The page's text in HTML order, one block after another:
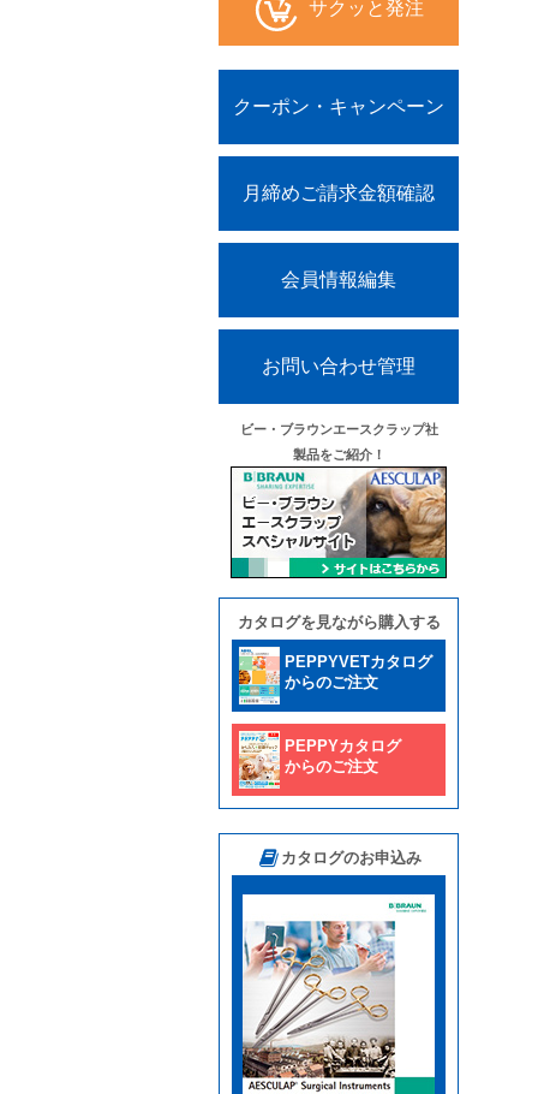
サクッと発注
クーポン・キャンペーン
月締めご請求金額確認
会員情報編集
お問い合わせ管理
ビー・ブラウンエースクラップ社
製品をご紹介！
カタログを見ながら購入する
PEPPYVETカタログ
からのご注文
PEPPYカタログ
からのご注文
カタログのお申込み